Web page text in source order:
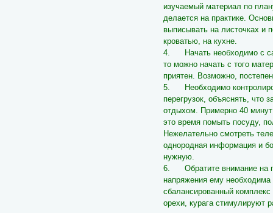
изучаемый материал по
делается на практике.
выписывать на листочках и
кроватью, на кухне.
4. Начать необходимо с
то можно начать с того
приятен. Возможно,
5. Необходимо
перегрузок, объяснять, что
отдыхом. Примерно 40
это время помыть посуду,
Нежелательно смотреть
однородная информация и
нужную.
6. Обратите внимание на
напряжения ему необходима
сбалансированный комплекс
орехи, курага стимулируют